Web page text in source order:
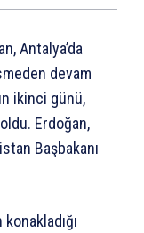
Antalya’da
devam
ikinci günü,
Erdoğan,
Başbakanı